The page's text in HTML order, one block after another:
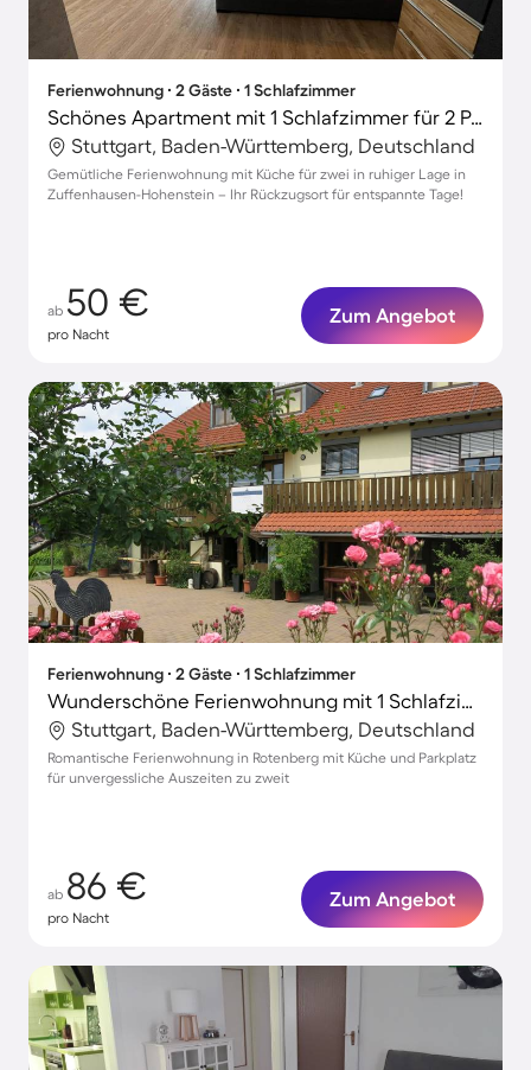
Ferienwohnung ∙ 2 Gäste ∙ 1 Schlafzimmer
Schönes Apartment mit 1 Schlafzimmer für 2 Personen
Stuttgart, Baden-Württemberg, Deutschland
Gemütliche Ferienwohnung mit Küche für zwei in ruhiger Lage in
Zuffenhausen-Hohenstein – Ihr Rückzugsort für entspannte Tage!
ab 50 €
pro Nacht
Zum Angebot
Ferienwohnung ∙ 2 Gäste ∙ 1 Schlafzimmer
Wunderschöne Ferienwohnung mit 1 Schlafzimmer für 2 Personen
Stuttgart, Baden-Württemberg, Deutschland
Romantische Ferienwohnung in Rotenberg mit Küche und Parkplatz
für unvergessliche Auszeiten zu zweit
ab 86 €
pro Nacht
Zum Angebot